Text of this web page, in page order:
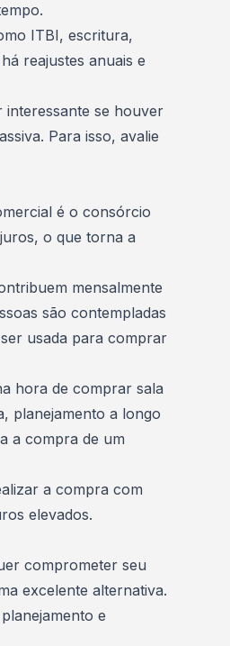
ITBI, escritura,
reajustes anuais e
interessante se houver
Para isso, avalie
é o consórcio
o que torna a
mensalmente
são contempladas
usada para comprar
hora de comprar sala
, planejamento a longo
a compra de um
a compra com
elevados.
comprometer seu
excelente alternativa.
e